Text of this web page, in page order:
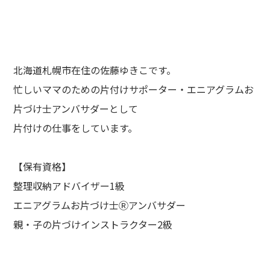
北海道札幌市在住の佐藤ゆきこです。
忙しいママのための片付けサポーター・エニアグラムお
片づけ士アンバサダーとして
片付けの仕事をしています。
【保有資格】
整理収納アドバイザー1級
エニアグラムお片づけ士Ⓡアンバサダー
親・子の片づけインストラクター2級